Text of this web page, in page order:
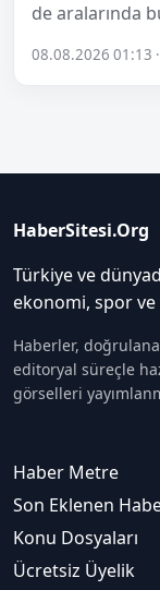
de aralarında
08.08.2026 01:13
HaberSitesi.Org
Türkiye ve
ekonomi, spor ve
Haberler,
editoryal süreçle
görselleri
Haber Metre
Son Eklenen
Konu Dosyaları
Ücretsiz Üyelik